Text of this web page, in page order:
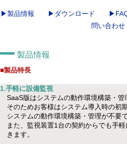
▶製品情報 ▶ダウンロード
問い合わせ
製品情報
■製品特長
1.手軽に設備監視
SaaS版はシステムの動作環境構築・管
そのためお客様はシステム導入時の初
システムの動作環境構築・管理が不要で
また、監視装置1台の契約からでも手
きます。